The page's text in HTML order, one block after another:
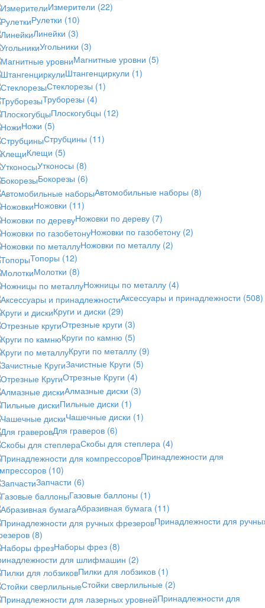
Измерители (22)
Рулетки (10)
Линейки (3)
Угольники (3)
Магнитные уровни (5)
Штангенциркули (1)
Стеклорезы (1)
Труборезы (4)
Плоскогубцы (12)
Ножи (5)
Струбцины (11)
Клещи (5)
Утконосы (8)
Бокорезы (6)
Автомобильные наборы (8)
Ножовки (11)
Ножовки по дереву (7)
Ножовки по газобетону (2)
Ножовки по металлу (2)
Топоры (12)
Молотки (8)
Ножницы по металлу (4)
Аксессуары и принадлежности (508)
Круги и диски (29)
Отрезные круги (3)
Круги по камню (5)
Круги по металлу (9)
Зачистные Круги (5)
Отрезные Круги (4)
Алмазные диски (3)
Пильные диски (1)
Чашечные диски (1)
Для граверов (6)
Скобы для степлера (4)
Принадлежности для
(10)
Запчасти (6)
Газовые баллоны (1)
Абразивная бумага (11)
Принадлежности для
(8)
Наборы фрез (8)
для шлифмашин (2)
Пилки для лобзиков (1)
Стойки сверлильные (2)
Принадлежности для